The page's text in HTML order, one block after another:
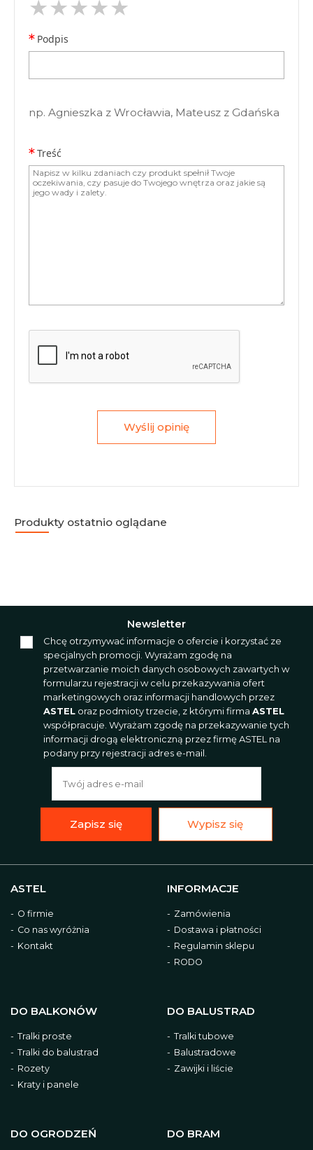
Podpis
np. Agnieszka z Wrocławia, Mateusz z Gdańska
Treść
Wyślij opinię
Produkty ostatnio oglądane
ASTEL
O firmie
Co nas wyróżnia
Kontakt
INFORMACJE
Zamówienia
Dostawa i płatności
Regulamin sklepu
RODO
DO BALKONÓW
Tralki proste
Tralki do balustrad
Rozety
Kraty i panele
DO BALUSTRAD
Tralki tubowe
Balustradowe
Zawijki i liście
DO OGRODZEŃ DO BRAM
Newsletter
Chcę otrzymywać informacje o ofercie i korzystać ze
specjalnych promocji. Wyrażam zgodę na
przetwarzanie moich danych osobowych zawartych w
formularzu rejestracji w celu przekazywania ofert
marketingowych oraz informacji handlowych przez
ASTEL oraz podmioty trzecie, z którymi firma ASTEL
współpracuje. Wyrażam zgodę na przekazywanie tych
informacji drogą elektroniczną przez firmę ASTEL na
podany przy rejestracji adres e-mail.
Zapisz się Wypisz się